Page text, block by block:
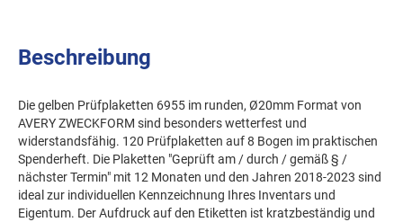
Beschreibung
Die gelben Prüfplaketten 6955 im runden, Ø20mm Format von
AVERY ZWECKFORM sind besonders wetterfest und
widerstandsfähig. 120 Prüfplaketten auf 8 Bogen im praktischen
Spenderheft. Die Plaketten "Geprüft am / durch / gemäß § /
nächster Termin" mit 12 Monaten und den Jahren 2018-2023 sind
ideal zur individuellen Kennzeichnung Ihres Inventars und
Eigentum. Der Aufdruck auf den Etiketten ist kratzbeständig und